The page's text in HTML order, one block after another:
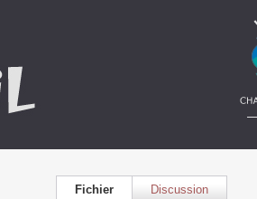
Fichier Discussion